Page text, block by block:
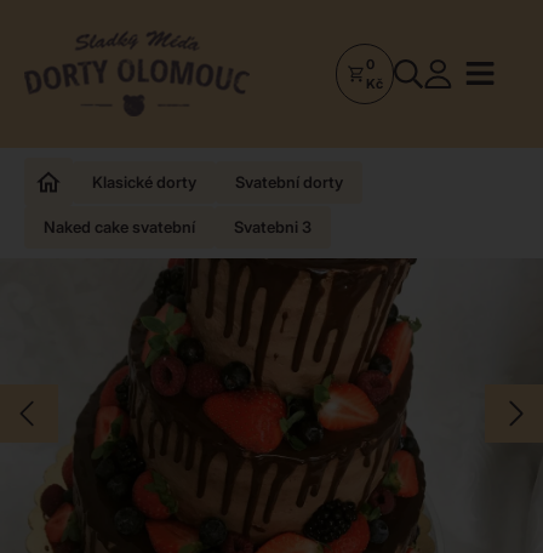
Dorty
Zakázkové
0
Kč
Klasické dorty Svatební dorty
Naked cake svatební Svatebni 3